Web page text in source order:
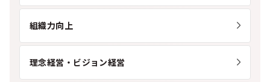
組織力向上
理念経営・ビジョン経営